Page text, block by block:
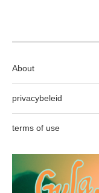
About
privacybeleid
terms of use